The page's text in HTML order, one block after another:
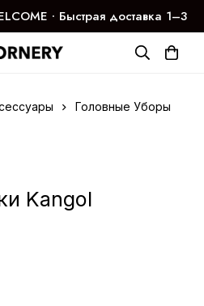
∙ Быстрая доставка 1–3
дня
Головные Уборы
Kangol